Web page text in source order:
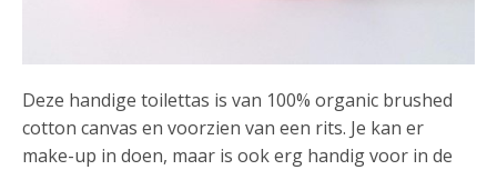
Deze handige toilettas is van 100% organic brushed
cotton canvas en voorzien van een rits. Je kan er
make-up in doen, maar is ook erg handig voor in de